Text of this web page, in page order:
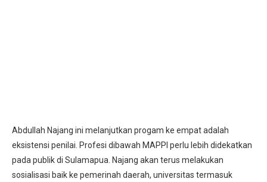
Abdullah Najang ini melanjutkan progam ke empat adalah
eksistensi penilai. Profesi dibawah MAPPI perlu lebih didekatkan
pada publik di Sulamapua. Najang akan terus melakukan
sosialisasi baik ke pemerinah daerah, universitas termasuk